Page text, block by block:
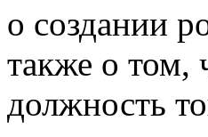
о создании
также о том,
должность